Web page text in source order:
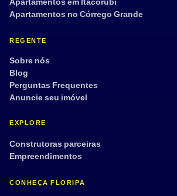
Apartamentos no Córrego Grande
REGENTE
Sobre nós
Blog
Perguntas Frequentes
Anuncie seu imóvel
EXPLORE
Construtoras parceiras
Empreendimentos
CONHEÇA FLORIPA